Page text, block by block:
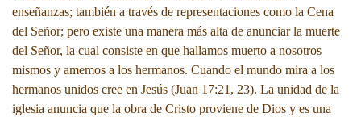
enseñanzas; también a través de representaciones como la Cena
del Señor; pero existe una manera más alta de anunciar la muerte
del Señor, la cual consiste en que hallamos muerto a nosotros
mismos y amemos a los hermanos. Cuando el mundo mira a los
hermanos unidos cree en Jesús (Juan 17:21, 23). La unidad de la
iglesia anuncia que la obra de Cristo proviene de Dios y es una